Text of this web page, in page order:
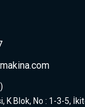
K Blok, No : 1-3-5,